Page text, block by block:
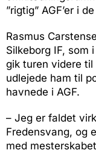
”rigtig” AGF’er i
Rasmus
Silkeborg IF, som
gik turen videre til
udlejede ham til
havnede i AGF.
– Jeg er faldet
Fredensvang, og
med